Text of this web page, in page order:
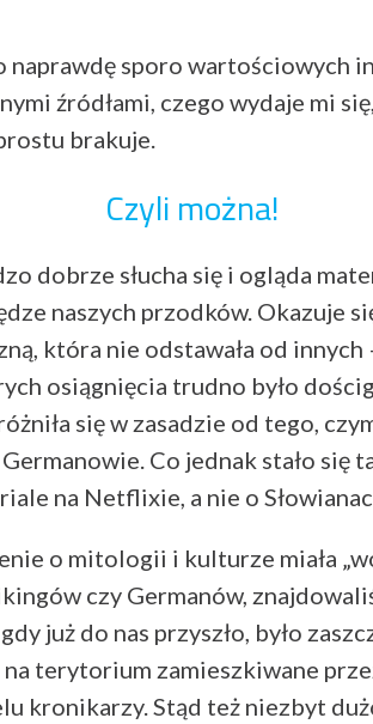
sporo wartościowych
źródłami, czego wydaje mi
brakuje.
Czyli można!
dobrze słucha się i ogląda
naszych przodków. Okazuje
która nie odstawała od
osiągnięcia trudno było
się w zasadzie od tego,
Co jednak stało się
na Netflixie, a nie o
o mitologii i kulturze miała
czy Germanów,
już do nas przyszło, było
terytorium zamieszkiwane
kronikarzy. Stąd też niezbyt